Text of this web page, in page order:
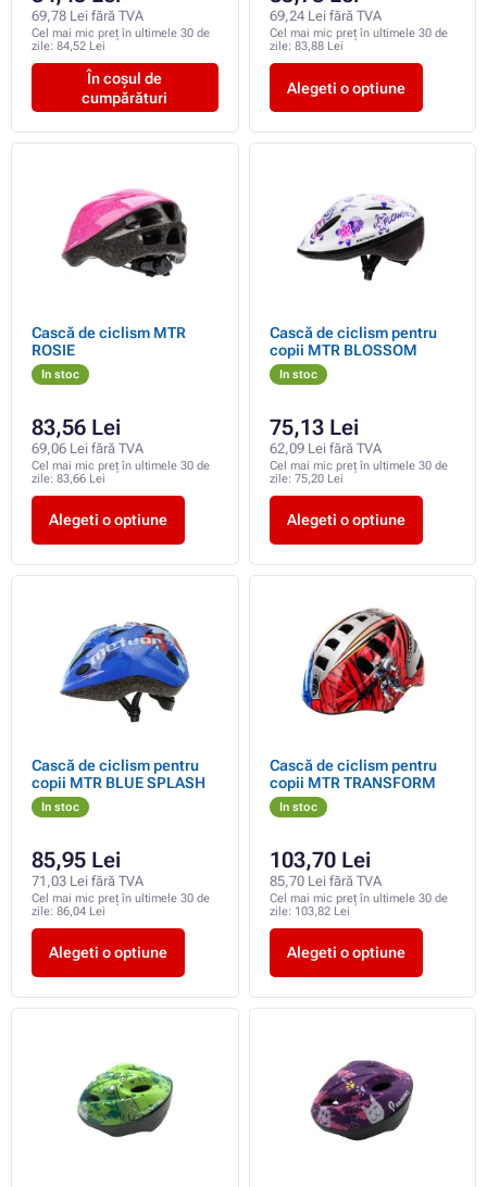
69,78 Lei fără TVA
Cel mai mic preț în ultimele 30 de
zile: 84,52 Lei
În coșul de
cumpărături
69,24 Lei fără TVA
Cel mai mic preț în ultimele 30 de
zile: 83,88 Lei
Alegeti o optiune
Cască de ciclism MTR
ROSIE
In stoc
83,56 Lei
69,06 Lei fără TVA
Cel mai mic preț în ultimele 30 de
zile: 83,66 Lei
Alegeti o optiune
Cască de ciclism pentru
copii MTR BLOSSOM
In stoc
75,13 Lei
62,09 Lei fără TVA
Cel mai mic preț în ultimele 30 de
zile: 75,20 Lei
Alegeti o optiune
Cască de ciclism pentru
copii MTR BLUE SPLASH
In stoc
85,95 Lei
71,03 Lei fără TVA
Cel mai mic preț în ultimele 30 de
zile: 86,04 Lei
Alegeti o optiune
Cască de ciclism pentru
copii MTR TRANSFORM
In stoc
103,70 Lei
85,70 Lei fără TVA
Cel mai mic preț în ultimele 30 de
zile: 103,82 Lei
Alegeti o optiune